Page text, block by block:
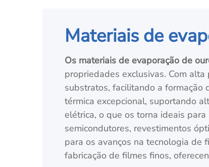
Materiais de
Os materiais de evaporação de
propriedades exclusivas. Com
substratos, facilitando a formação
térmica excepcional, suportando
elétrica, o que os torna ideais
semicondutores, revestimentos
para os avanços na tecnologia de
fabricação de filmes finos,